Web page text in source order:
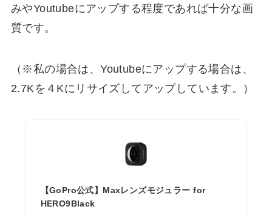
みやYoutubeにアップする程度であれば十分な画
質です。
（※私の場合は、Youtubeにアップする場合は、
2.7Kを４Kにリサイズしてアップしています。）
【GoPro公式】Maxレンズモジュラー for
HERO9Black